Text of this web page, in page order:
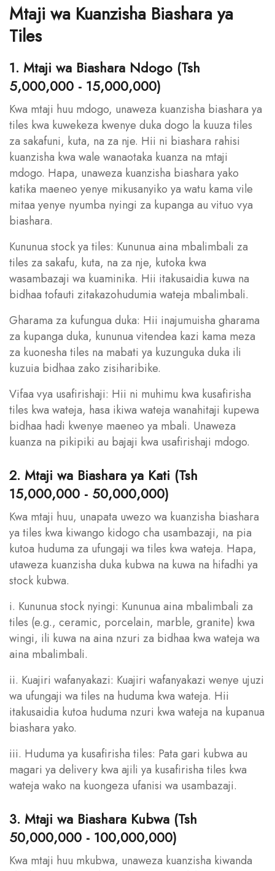
Mtaji wa Kuanzisha Biashara ya
Tiles
1. Mtaji wa Biashara Ndogo (Tsh
5,000,000 - 15,000,000)
Kwa mtaji huu mdogo, unaweza kuanzisha biashara ya
tiles kwa kuwekeza kwenye duka dogo la kuuza tiles
za sakafuni, kuta, na za nje. Hii ni biashara rahisi
kuanzisha kwa wale wanaotaka kuanza na mtaji
mdogo. Hapa, unaweza kuanzisha biashara yako
katika maeneo yenye mikusanyiko ya watu kama vile
mitaa yenye nyumba nyingi za kupanga au vituo vya
biashara.
Kununua stock ya tiles: Kununua aina mbalimbali za
tiles za sakafu, kuta, na za nje, kutoka kwa
wasambazaji wa kuaminika. Hii itakusaidia kuwa na
bidhaa tofauti zitakazohudumia wateja mbalimbali.
Gharama za kufungua duka: Hii inajumuisha gharama
za kupanga duka, kununua vitendea kazi kama meza
za kuonesha tiles na mabati ya kuzunguka duka ili
kuzuia bidhaa zako zisiharibike.
Vifaa vya usafirishaji: Hii ni muhimu kwa kusafirisha
tiles kwa wateja, hasa ikiwa wateja wanahitaji kupewa
bidhaa hadi kwenye maeneo ya mbali. Unaweza
kuanza na pikipiki au bajaji kwa usafirishaji mdogo.
2. Mtaji wa Biashara ya Kati (Tsh
15,000,000 - 50,000,000)
Kwa mtaji huu, unapata uwezo wa kuanzisha biashara
ya tiles kwa kiwango kidogo cha usambazaji, na pia
kutoa huduma za ufungaji wa tiles kwa wateja. Hapa,
utaweza kuanzisha duka kubwa na kuwa na hifadhi ya
stock kubwa.
i. Kununua stock nyingi: Kununua aina mbalimbali za
tiles (e.g., ceramic, porcelain, marble, granite) kwa
wingi, ili kuwa na aina nzuri za bidhaa kwa wateja wa
aina mbalimbali.
ii. Kuajiri wafanyakazi: Kuajiri wafanyakazi wenye ujuzi
wa ufungaji wa tiles na huduma kwa wateja. Hii
itakusaidia kutoa huduma nzuri kwa wateja na kupanua
biashara yako.
iii. Huduma ya kusafirisha tiles: Pata gari kubwa au
magari ya delivery kwa ajili ya kusafirisha tiles kwa
wateja wako na kuongeza ufanisi wa usambazaji.
3. Mtaji wa Biashara Kubwa (Tsh
50,000,000 - 100,000,000)
Kwa mtaji huu mkubwa, unaweza kuanzisha kiwanda